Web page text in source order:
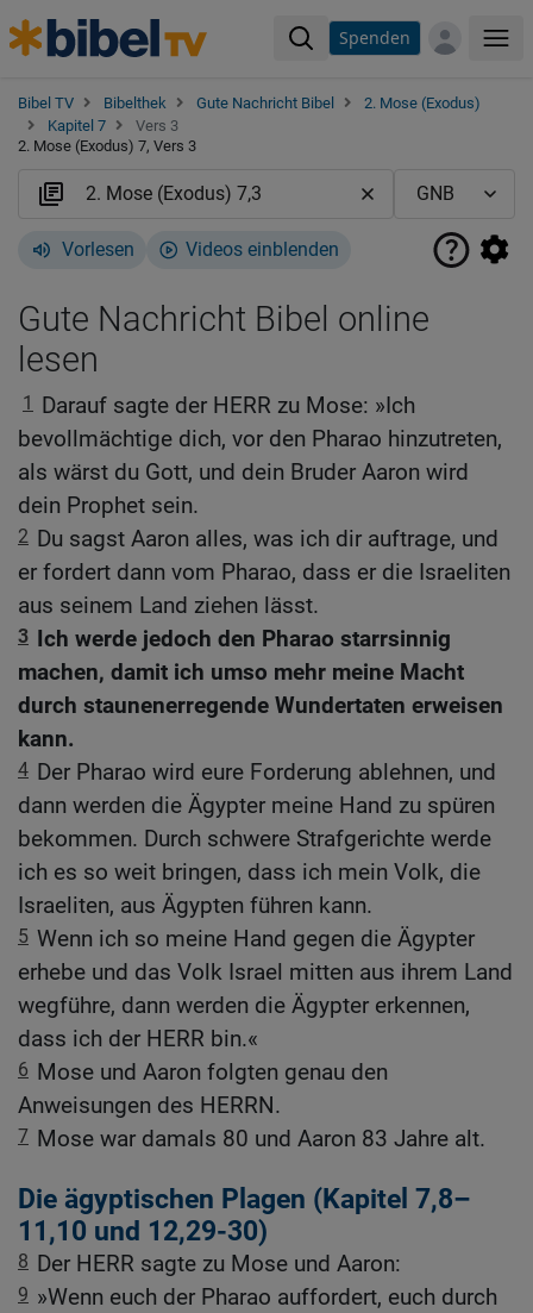
Spenden
Bibel TV Bibelthek Gute Nachricht Bibel
2. Mose (Exodus)
Kapitel 7
Vers 3
2. Mose (Exodus) 7, Vers 3
Vorlesen Videos einblenden
Gute Nachricht Bibel online
lesen
1 Darauf sagte der HERR zu Mose: »Ich
bevollmächtige dich, vor den Pharao hinzutreten,
als wärst du Gott, und dein Bruder Aaron wird
dein Prophet sein.
2 Du sagst Aaron alles, was ich dir auftrage, und
er fordert dann vom Pharao, dass er die Israeliten
aus seinem Land ziehen lässt.
3 Ich werde jedoch den Pharao starrsinnig
machen, damit ich umso mehr meine Macht
durch staunenerregende Wundertaten erweisen
kann.
4 Der Pharao wird eure Forderung ablehnen, und
dann werden die Ägypter meine Hand zu spüren
bekommen. Durch schwere Strafgerichte werde
ich es so weit bringen, dass ich mein Volk, die
Israeliten, aus Ägypten führen kann.
5 Wenn ich so meine Hand gegen die Ägypter
erhebe und das Volk Israel mitten aus ihrem Land
wegführe, dann werden die Ägypter erkennen,
dass ich der HERR bin.«
6 Mose und Aaron folgten genau den
Anweisungen des HERRN.
7 Mose war damals 80 und Aaron 83 Jahre alt.
Die ägyptischen Plagen (Kapitel 7,8–
11,10 und 12,29-30)
8 Der HERR sagte zu Mose und Aaron:
9 »Wenn euch der Pharao auffordert, euch durch